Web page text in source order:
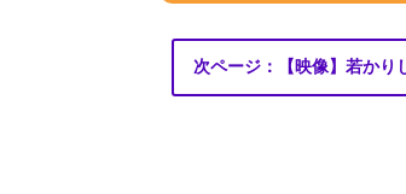
次ページ：【映像】若かり